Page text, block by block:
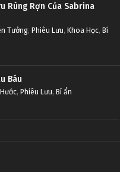
Rùng Rợn Của Sabrina
Tưởng, Phiêu Lưu, Khoa Học, Bí
Báu
, Phiêu Lưu, Bí ẩn